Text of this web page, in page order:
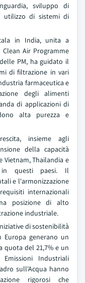
sviluppo di
utilizzo di sistemi di
in India, unita a
Air Programme
PM, ha guidato il
di filtrazione in vari
farmaceutica e
degli alimenti
di applicazioni di
alta purezza e
insieme agli
della capacità
Vietnam, Thailandia e
in questi paesi. Il
e l'armonizzazione
internazionali
posizione di alto
industriale.
di sostenibilità
generano un
quota del 21,7% e un
Industriali
sull'Acqua hanno
rigorosi che